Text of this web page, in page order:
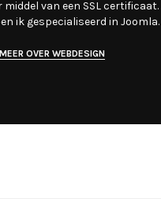
middel van een SSL certificaat.
ik gespecialiseerd in Joomla.
OVER WEBDESIGN